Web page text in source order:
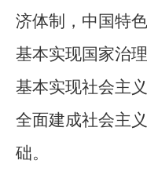
济体制，中国特
基本实现国家治
基本实现社会主
全面建成社会主
础。